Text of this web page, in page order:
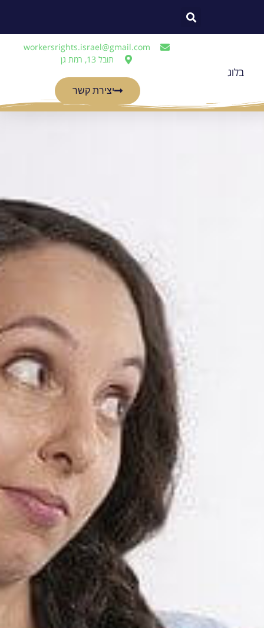
בלוג
workersrights.israel@gmail.com
תובל 13, רמת גן
יצירת קשר